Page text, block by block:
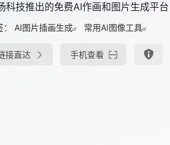
科技推出的免费AI作画和图片生成平台
： AI图片插画生成 常用AI图像工具
接直达 手机查看